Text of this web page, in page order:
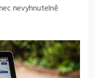
nevyhnutelně